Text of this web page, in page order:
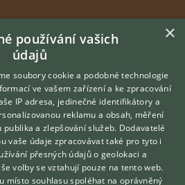
nonstop
STRÁNKA
INZERCE
DISKUSE
Hledáte zvířecího kamaráda?
Zdarma vám poradí
VETERINÁŘ ONLINE
×
používání vašich
údajů
soubory cookie a podobné technologie
ve vašem zařízení a ke zpracování
IP adresa, jedinečné identifikátory a
reklamu a obsah, měření
a zlepšování služeb. Dodavatelé
vaše údaje zpracovávat také pro tyto i
přesných údajů o geolokaci a
volby se vztahují pouze na tento web.
místo souhlasu spoléhat na oprávněný